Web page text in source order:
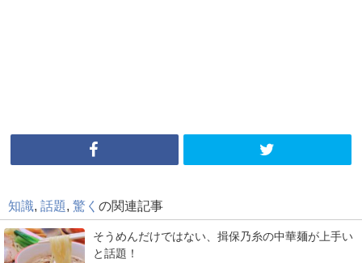
知識, 話題, 驚く の関連記事
そうめんだけではない、揖保乃糸の中華麺が上手い
と話題！